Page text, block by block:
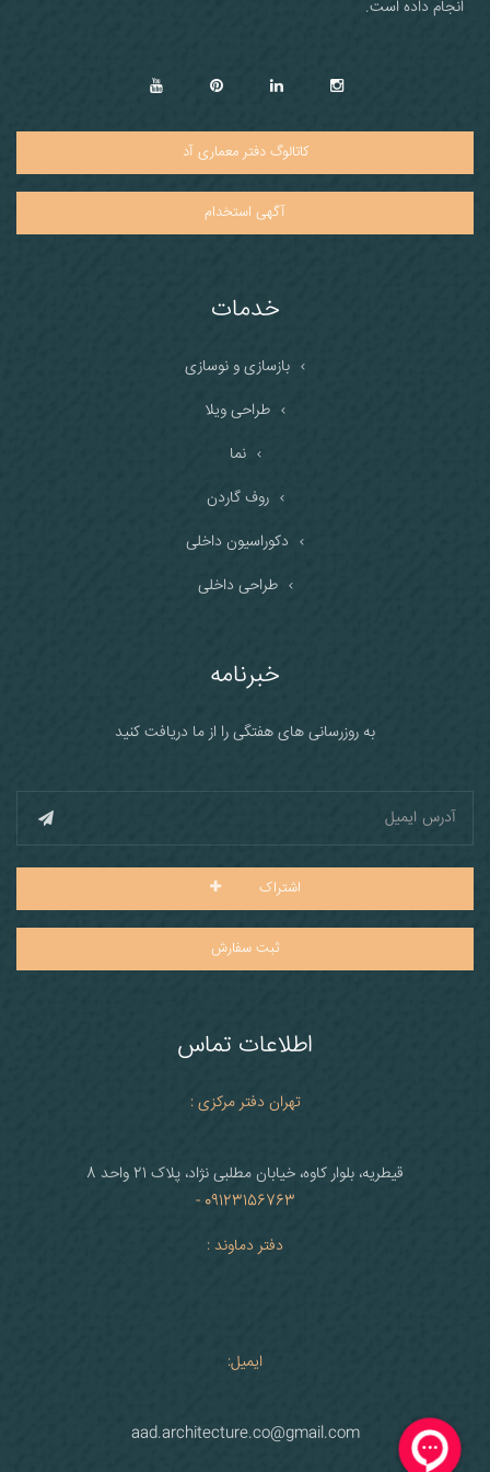
انجام داده است.
کاتالوگ دفتر معماری آد
آگهی استخدام
خدمات
بازسازی و نوسازی
طراحی ویلا
نما
روف گاردن
دکوراسیون داخلی
طراحی داخلی
خبرنامه
به روزرسانی های هفتگی را از ما دریافت کنید
اشتراک
ثبت سفارش
اطلاعات تماس
تهران دفتر مرکزی :
قیطریه، بلوار کاوه، خیابان مطلبی نژاد، پلاک 21 واحد 8
09123156763 -
دفتر دماوند :
ایمیل:
aad.architecture.co@gmail.com